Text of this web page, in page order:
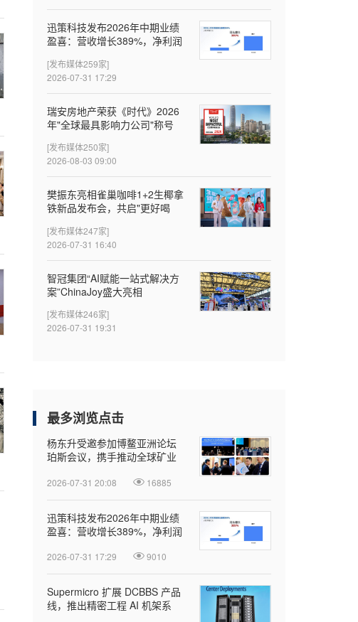
迅策科技发布2026年中期业绩
盈喜：营收增长389%，净利润
擎
[发布媒体259家]
2026-07-31 17:29
瑞安房地产荣获《时代》2026
年"全球最具影响力公司"称号
[发布媒体250家]
2026-08-03 09:00
樊振东亮相雀巢咖啡1+2生椰拿
铁新品发布会，共启"更好喝
[发布媒体247家]
2026-07-31 16:40
智冠集团“AI赋能一站式解决方
案”ChinaJoy盛大亮相
[发布媒体246家]
2026-07-31 19:31
最多浏览点击
杨东升受邀参加博鳌亚洲论坛
珀斯会议，携手推动全球矿业
2026-07-31 20:08 16885
迅策科技发布2026年中期业绩
盈喜：营收增长389%，净利润
擎
2026-07-31 17:29 9010
Supermicro 扩展 DCBBS 产品
线，推出精密工程 AI 机架系